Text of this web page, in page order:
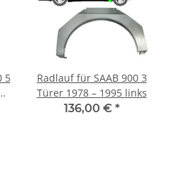
5
Radlauf für SAAB 900 3
Türer 1978 – 1995 links
136,00 € *